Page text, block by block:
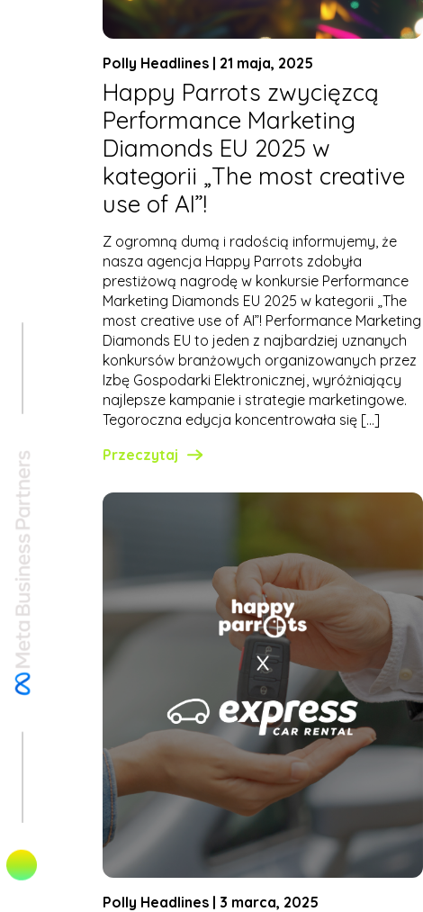
Polly Headlines | 21 maja, 2025
Happy Parrots zwycięzcą
Performance Marketing
Diamonds EU 2025 w
kategorii „The most creative
use of AI”!
Z ogromną dumą i radością informujemy, że
nasza agencja Happy Parrots zdobyła
prestiżową nagrodę w konkursie Performance
Marketing Diamonds EU 2025 w kategorii „The
most creative use of AI”! Performance Marketing
Diamonds EU to jeden z najbardziej uznanych
konkursów branżowych organizowanych przez
Izbę Gospodarki Elektronicznej, wyróżniający
najlepsze kampanie i strategie marketingowe.
Tegoroczna edycja koncentrowała się […]
Przeczytaj
Polly Headlines | 3 marca, 2025